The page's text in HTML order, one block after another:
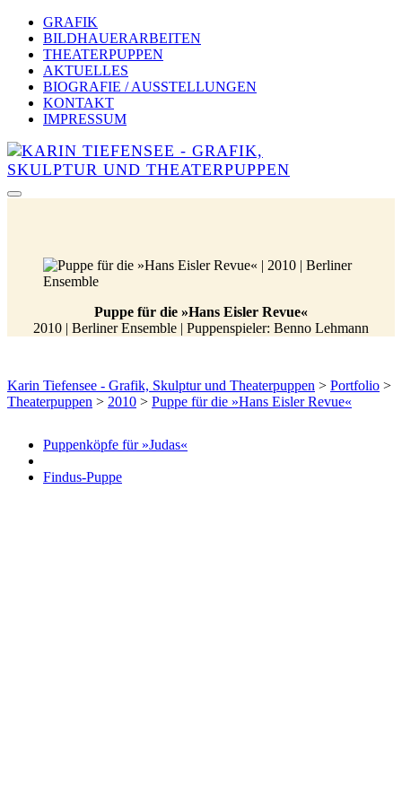
GRAFIK
BILDHAUERARBEITEN
THEATERPUPPEN
AKTUELLES
BIOGRAFIE / AUSSTELLUNGEN
KONTAKT
IMPRESSUM
Puppe für die »Hans Eisler Revue«
2010 | Berliner Ensemble | Puppenspieler: Benno Lehmann
Karin Tiefensee - Grafik, Skulptur und Theaterpuppen > Portfolio >
Theaterpuppen > 2010 > Puppe für die »Hans Eisler Revue«
Puppenköpfe für »Judas«
Findus-Puppe